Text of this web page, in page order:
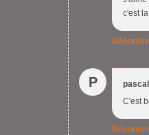
c'est
Répondre
P
C'est
Répondre